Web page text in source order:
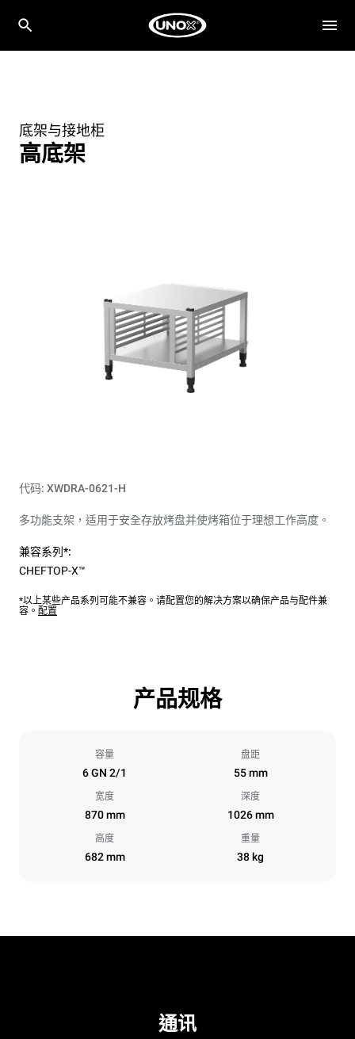
底架与接地柜
高底架
代码: XWDRA-0621-H
多功能支架，适用于安全存放烤盘并使烤箱位于理想​​工作高度。
兼容系列*:
CHEFTOP-X™
*以上某些产品系列可能不兼容。请配置您的解决方案以确保产品与配件兼
容。 配置
产品规格
容量
6 GN 2/1
盘距
55 mm
宽度
870 mm
深度
1026 mm
高度
682 mm
重量
38 kg
通讯